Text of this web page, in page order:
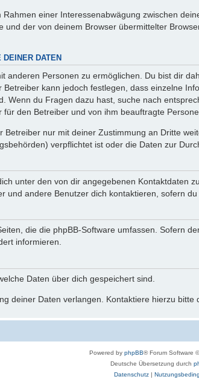
einer Interessenabwägung zwischen
und der von deinem Browser übermittelter
DATEN
anderen Personen zu ermöglichen. Du bist dir
kann jedoch festlegen, dass einzelne
Wenn du Fragen dazu hast, suche nach
den Betreiber und von ihm beauftragte
nur mit deiner Zustimmung an Dritte
verpflichtet ist oder die Daten zur
unter den von dir angegebenen Kontaktdaten
und andere Benutzer dich kontaktieren, sofern
die die phpBB-Software umfassen. Sofern
informieren.
Daten über dich gespeichert sind.
deiner Daten verlangen. Kontaktiere hierzu bitte
Powered by phpBB® Forum Software
Deutsche Übersetzung durch
Datenschutz|